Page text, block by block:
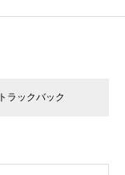
ラックバック